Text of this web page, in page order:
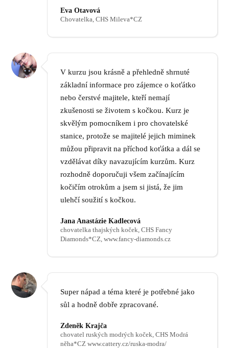
Eva Otavová
Chovatelka, CHS Mileva*CZ
V kurzu jsou krásně a přehledně shrnuté
základní informace pro zájemce o koťátko
nebo čerstvé majitele, kteří nemají
zkušenosti se životem s kočkou. Kurz je
skvělým pomocníkem i pro chovatelské
stanice, protože se majitelé jejich miminek
můžou připravit na příchod koťátka a dál se
vzdělávat díky navazujícím kurzům. Kurz
rozhodně doporučuji všem začínajícím
kočičím otrokům a jsem si jistá, že jim
ulehčí soužití s kočkou.
Jana Anastázie Kadlecová
chovatelka thajských koček, CHS Fancy
Diamonds*CZ, www.fancy-diamonds.cz
Super nápad a téma které je potřebné jako
sůl a hodně dobře zpracované.
Zdeněk Krajča
chovatel ruských modrých koček, CHS Modrá
něha*CZ www.cattery.cz/ruska-modra/